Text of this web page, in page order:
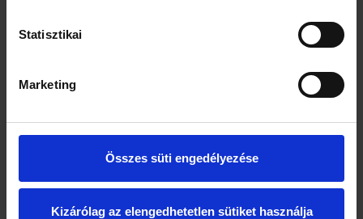
Statisztikai
Marketing
Összes süti engedélyezése
Kizárólag az elengedhetetlen sütiket használja
– Ezt közölnöd kell anyuval is, mert nem szeretnék én lenni
a „takarító”! – Anya a jóéjtpuszi után lett beavatva a
„simlibe”. Ami aztán elég hosszú fejtörést okozott